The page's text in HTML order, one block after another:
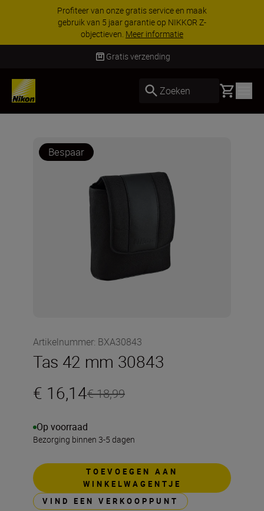
Profiteer van onze gratis service en maak
gebruik van 5 jaar garantie op NIKKOR Z-
objectieven. Meer informatie
Gratis verzending
Zoeken Basket
Bespaar
Artikelnummer: BXA30843
Tas 42 mm 30843
€ 16,14€ 18,99
Op voorraad
Bezorging binnen 3-5 dagen
TOEVOEGEN AAN
WINKELWAGENTJE
VIND EEN VERKOOPPUNT